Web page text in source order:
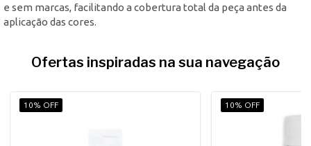
e sem marcas, facilitando a cobertura total da peça antes da
aplicação das cores.
Ofertas inspiradas na sua navegação
10% OFF 10% OFF